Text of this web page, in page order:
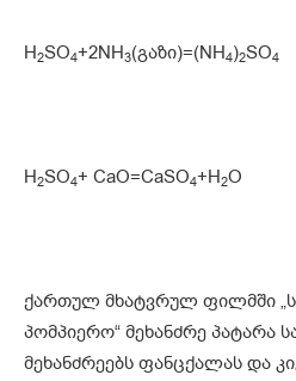
H2SO4+2NH3(გაზი)=(NH4)2SO4
H2SO4+ CaO=CaSO4+H2O
ქართულ მხატვრულ ფილმში
პომპიერო“ მეხანძრე პატარა
მეხანძრეებს ფანცქალას და